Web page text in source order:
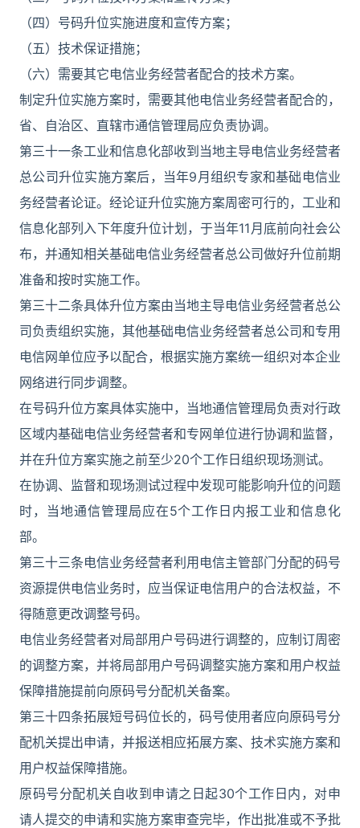
（四）号码升位实施进度和宣传方案；
（五）技术保证措施；
（六）需要其它电信业务经营者配合的技术方案。
制定升位实施方案时，需要其他电信业务经营者配合的，
省、自治区、直辖市通信管理局应负责协调。
第三十一条工业和信息化部收到当地主导电信业务经营者
总公司升位实施方案后，当年9月组织专家和基础电信业
务经营者论证。经论证升位实施方案周密可行的，工业和
信息化部列入下年度升位计划，于当年11月底前向社会公
布，并通知相关基础电信业务经营者总公司做好升位前期
准备和按时实施工作。
第三十二条具体升位方案由当地主导电信业务经营者总公
司负责组织实施，其他基础电信业务经营者总公司和专用
电信网单位应予以配合，根据实施方案统一组织对本企业
网络进行同步调整。
在号码升位方案具体实施中，当地通信管理局负责对行政
区域内基础电信业务经营者和专网单位进行协调和监督，
并在升位方案实施之前至少20个工作日组织现场测试。
在协调、监督和现场测试过程中发现可能影响升位的问题
时，当地通信管理局应在5个工作日内报工业和信息化
部。
第三十三条电信业务经营者利用电信主管部门分配的码号
资源提供电信业务时，应当保证电信用户的合法权益，不
得随意更改调整号码。
电信业务经营者对局部用户号码进行调整的，应制订周密
的调整方案，并将局部用户号码调整实施方案和用户权益
保障措施提前向原码号分配机关备案。
第三十四条拓展短号码位长的，码号使用者应向原码号分
配机关提出申请，并报送相应拓展方案、技术实施方案和
用户权益保障措施。
原码号分配机关自收到申请之日起30个工作日内，对申
请人提交的申请和实施方案审查完毕，作出批准或不予批